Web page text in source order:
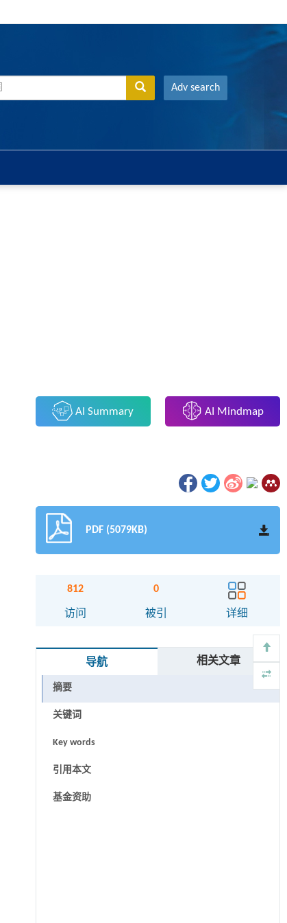
Adv search
AI Summary AI Mindmap
PDF (5079KB)
812
访问
0
被引 详细
导航 相关文章
摘要
关键词
Key words
引用本文
基金资助